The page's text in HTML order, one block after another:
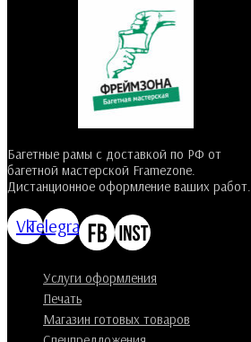
Багетные рамы с доставкой по РФ от
багетной мастерской Framezone.
Дистанционное оформление ваших работ.
VkTelegram
Услуги оформления
Печать
Магазин готовых товаров